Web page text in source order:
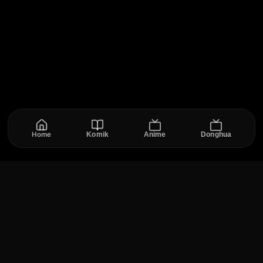
Home Komik Anime Donghua